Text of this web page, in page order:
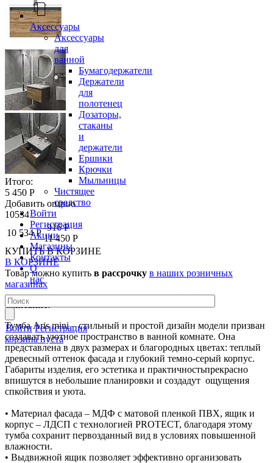
Аксессуары
Аксессуары
для
ванной
Бумагодержатели
Держатели
для
полотенец
Дозаторы,
стаканы
и
держатели
Ершики
Крючки
Мыльницы
Чистящее
средство
Войти
Регистрация
Акции
Магазины
Контакты
О
нас
Войти Регистрация
корзина пуста
Итого:
5 450 Р
Добавить опцию
10534
10 534 Р
-916 Р
11 450 Р
КУПИТЬ В КОРЗИНЕ
В КОРЗИНЕ
Товар можно купить в рассрочку в наших розничных
магазинах
Описание:
Тумба Aris mini – стильный и простой дизайн модели призван
создавать уютное пространство в ванной комнате. Она
представлена в двух размерах и благородных цветах: теплый
древесный оттенок фасада и глубокий темно-серый корпус.
Габариты изделия, его эстетика и практичностьпрекрасно
впишутся в небольшие планировки и создадут ощущения
спкойствия и уюта.
• Материал фасада – МДФ с матовой пленкой ПВХ, ящик и
корпус – ЛДСП с технологией PROTECT, благодаря этому
тумба сохранит первозданный вид в условиях повышенной
влажности.
• Выдвижной ящик позволяет эффективно организовать